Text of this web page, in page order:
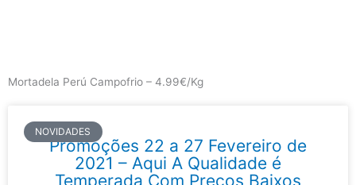
Mortadela Perú Campofrio – 4.99€/Kg
NOVIDADES
Promoções 22 a 27 Fevereiro de
2021 – Aqui A Qualidade é
Temperada Com Preços Baixos